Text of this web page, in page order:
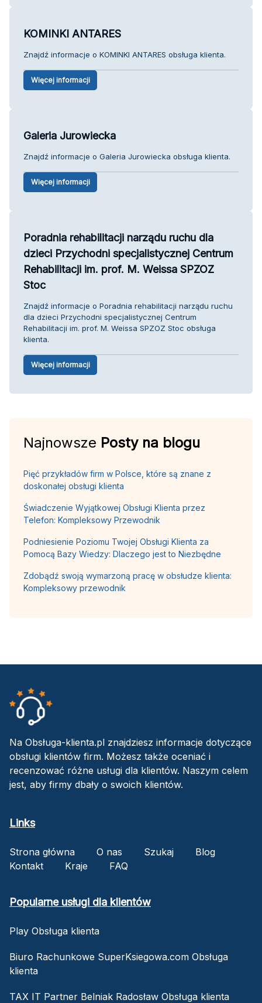
KOMINKI ANTARES
Znajdź informacje o KOMINKI ANTARES obsługa klienta.
Więcej informacji
Galeria Jurowiecka
Znajdź informacje o Galeria Jurowiecka obsługa klienta.
Więcej informacji
Poradnia rehabilitacji narządu ruchu dla
dzieci Przychodni specjalistycznej Centrum
Rehabilitacji im. prof. M. Weissa SPZOZ
Stoc
Znajdź informacje o Poradnia rehabilitacji narządu ruchu
dla dzieci Przychodni specjalistycznej Centrum
Rehabilitacji im. prof. M. Weissa SPZOZ Stoc obsługa
klienta.
Więcej informacji
Najnowsze Posty na blogu
Pięć przykładów firm w Polsce, które są znane z
doskonałej obsługi klienta
Świadczenie Wyjątkowej Obsługi Klienta przez
Telefon: Kompleksowy Przewodnik
Podniesienie Poziomu Twojej Obsługi Klienta za
Pomocą Bazy Wiedzy: Dlaczego jest to Niezbędne
Zdobądź swoją wymarzoną pracę w obsłudze klienta:
Kompleksowy przewodnik
Na Obsługa-klienta.pl znajdziesz informacje dotyczące
obsługi klientów firm. Możesz także oceniać i
recenzować różne usługi dla klientów. Naszym celem
jest, aby firmy dbały o swoich klientów.
Links
Strona główna O nas Szukaj
Blog
Kontakt
Kraje FAQ
Popularne usługi dla klientów
Play Obsługa klienta
Biuro Rachunkowe SuperKsiegowa.com Obsługa
klienta
TAX IT Partner Belniak Radosław Obsługa klienta